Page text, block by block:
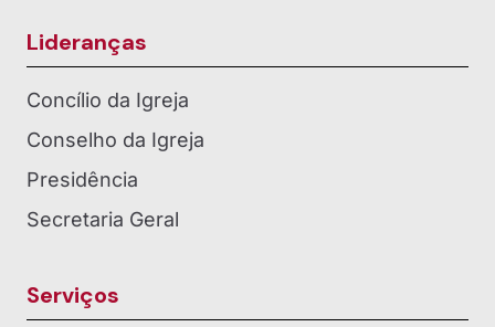
Lideranças
Concílio da Igreja
Conselho da Igreja
Presidência
Secretaria Geral
Serviços